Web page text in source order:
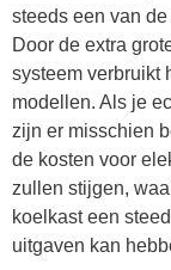
steeds een van
Door de extra
systeem verbruikt
modellen. Als je
zijn er misschien
de kosten voor
zullen stijgen,
koelkast een
uitgaven kan